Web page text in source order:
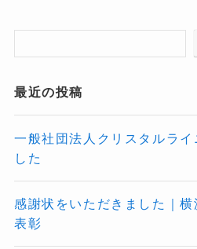
最近の投稿
一般社団法人クリスタルライ
した
感謝状をいただきました｜横
表彰